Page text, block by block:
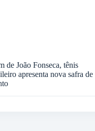
de João Fonseca, tênis
apresenta nova safra de